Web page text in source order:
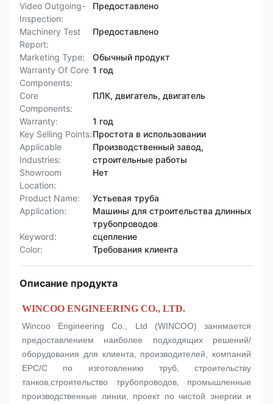
Video Outgoing-
Inspection:
Предоставлено
Machinery Test
Report:
Предоставлено
Marketing Type:
Обычный продукт
Warranty Of Core
Components:
1 год
Core
Components:
ПЛК, двигатель, двигатель
Warranty:
1 год
Key Selling Points:Простота в использовании
Applicable
Industries:
Производственный завод,
строительные работы
Showroom
Location:
Нет
Product Name:
Устьевая труба
Application:
Машины для строительства длинных
трубопроводов
Keyword:
сцепление
Color:
Требования клиента
Описание продукта
WINCOO ENGINEERING CO., LTD.
Wincoo Engineering Co., Ltd (WINCOO) занимается
предоставлением наиболее подходящих решений/
оборудования для клиента, производителей, компаний
EPC/C по изготовлению труб, строительству
танков,строительство трубопроводов, промышленные
производственные линии, проект по чистой энергии и